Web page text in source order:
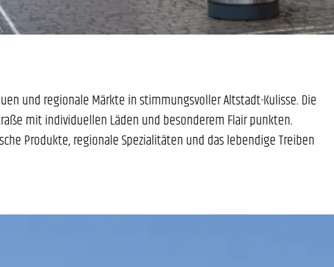
und regionale Märkte in stimmungsvoller Altstadt-Kulisse. Die
mit individuellen Läden und besonderem Flair punkten.
Produkte, regionale Spezialitäten und das lebendige Treiben